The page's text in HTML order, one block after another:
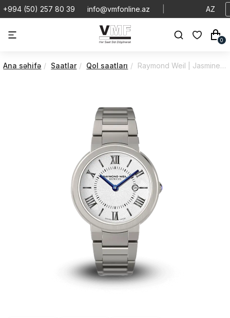
+994 (50) 257 80 39 info@vmfonline.az AZ
0
Ana səhifə Saatlar Qol saatları Raymond Weil | Jasmine | Quartz | 5240-ST-00661